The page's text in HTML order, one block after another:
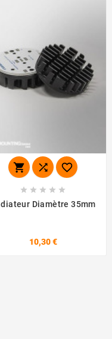
  
    
Diamètre 35mm
10,30 €